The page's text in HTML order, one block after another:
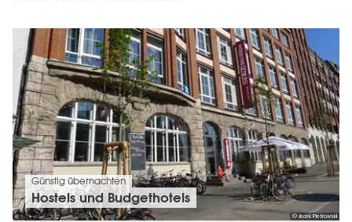
© Jacek Pietrowski
Günstig übernachten
Hostels und Budgethotels